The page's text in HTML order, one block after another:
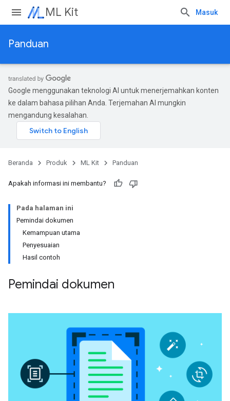
ML Kit Masuk
Panduan
Google menggunakan teknologi AI untuk menerjemahkan konten
ke dalam bahasa pilihan Anda. Terjemahan AI mungkin
mengandung kesalahan.
Beranda Produk ML Kit Panduan
Apakah informasi ini membantu?
Pada halaman ini
Pemindai dokumen
Kemampuan utama
Penyesuaian
Hasil contoh
Pemindai dokumen